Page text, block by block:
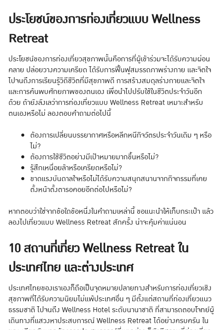
ประโยชน์ของการท่องเที่ยวแบบ Wellness
Retreat
ประโยชน์ของการท่องเที่ยวสุขภาพนั้นคือการที่ผู้เข้าร่วมจะได้รับความผ่อน
คลาย ปล่อยวางความเครียด ได้รับการฟื้นฟูสมรรถภาพร่างกาย และจิตใจ
ไปจนถึงการเรียนรู้วิถีชีวิตที่มีสุขภาพดี การสร้างสมดุลร่างกายและจิตใจ
และการค้นพบศักยภาพของตนเอง เพื่อนำไปปรับใช้ในชีวิตประจำวันอีก
ด้วย ถ้ายังลังเลว่าการท่องเที่ยวแบบ Wellness Retreat เหมาะสำหรับ
ตนเองหรือไม่ ลองตอบคำถามต่อไปนี้
ต้องการเปลี่ยนบรรยากาศหรือหลีกหนีกิจวัตรประจำวันเดิม ๆ หรือ
ไม่?
ต้องการใช้ชีวิตอย่างมีเป้าหมายมากขึ้นหรือไม่?
รู้สึกเหนื่อยล้าหรือเครียดหรือไม่?
ขาดแรงบันดาลใจหรือไม่ได้รับความสนุกสนานจากกิจกรรมที่เคย
ตั้งหน้าตั้งตารอคอยอีกต่อไปหรือไม่?
หากตอบว่าใช่จากข้อใดข้อหนึ่งในคำถามเหล่านี้ ขอแนะนำให้เก็บกระเป๋า แล้ว
ลองไปเที่ยวแบบ Wellness Retreat สักครั้ง น่าจะคุ้มค่าแน่นอน
10 สถานที่เที่ยว Wellness Retreat ใน
ประเทศไทย และต่างประเทศ
ประเทศไทยของเราเองก็ถือเป็นจุดหมายปลายทางสำหรับการท่องเที่ยวเชิง
สุขภาพที่ได้รับความนิยมไม่แพ้ประเทศอื่น ๆ มีตั้งแต่สถานที่ท่องเที่ยวแนว
ธรรมชาติ ไปจนถึง Wellness Hotel ระดับนานาชาติ ที่สามารถตอบโจทย์ผู้
เดินทางที่แสวงหาประสบการณ์ Wellness Retreat ได้อย่างครบครัน ใน